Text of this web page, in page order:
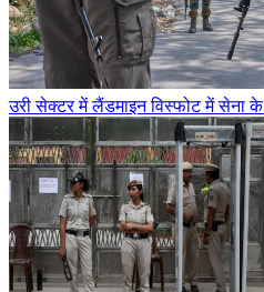
उरी सेक्टर में लैंडमाइन विस्फोट में सेना